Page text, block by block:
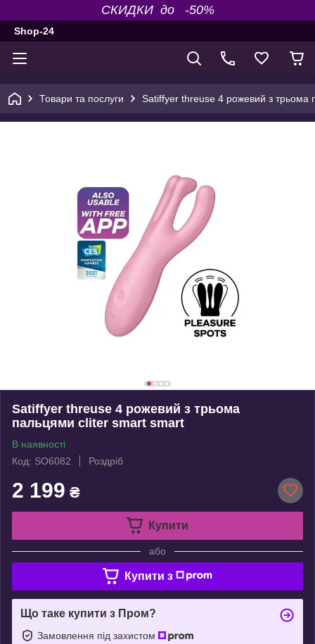
СКИДКИ до -50%
Shop-24
Товари та послуги Satiffyer threuse 4 рожевий з трьома
Satiffyer threuse 4 рожевий з трьома
пальцями cliter smart smart
В наявності
Код: SO6082
Роздріб
2 199 ₴
Купити
або
Купити з
Що таке купити з Пром?
Замовлення під захистом